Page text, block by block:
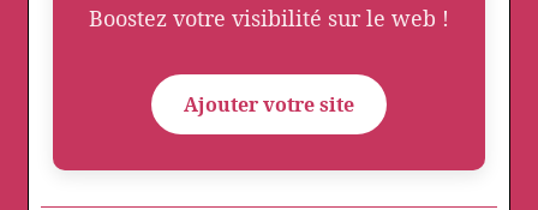
Boostez votre visibilité sur le web !
Ajouter votre site